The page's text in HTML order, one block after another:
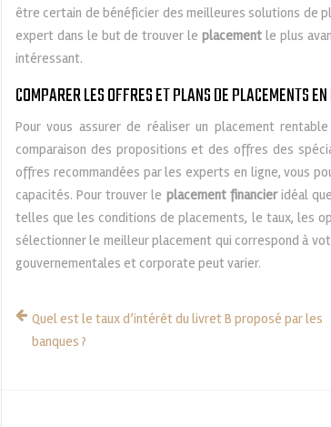
être certain de bénéficier des meilleures solutions de
expert dans le but de trouver le placement le plus
intéressant.
COMPARER LES OFFRES ET PLANS DE PLACEMENTS
Pour vous assurer de réaliser un placement
comparaison des propositions et des offres des
offres recommandées par les experts en ligne, vous
capacités. Pour trouver le placement financieridéal
telles que les conditions de placements, le taux, les
sélectionner le meilleur placement qui correspond à
gouvernementales et corporate peut varier.
Quel est le taux d’intérêt du livret B proposé par les
banques ?